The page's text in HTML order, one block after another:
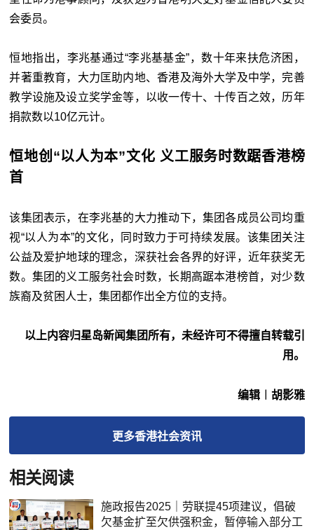
会委员。
恒地指出，李兆基通过“李兆基基金”，数十年来扶危济困，
并著重教育，大力匡助内地、香港及海外大学及中学，完善
教学设施及设立奖学金等，以收一传十、十传百之效，历年
捐款数以10亿元计。
恒地创“以人为本”文化 义工服务时数踞香港榜
首
该集团表示，在李兆基的大力推动下，集团各成员公司均重
视“以人为本”的文化，同时致力于可持续发展。该集团关注
公益及爱护地球的理念，深获社会各界的好评，近年获奖无
数。集团的义工服务社会时数，长期高踞本港榜首，对少数
族裔及贫困人士，集团都作出全方位的支持。
以上内容归星岛新闻集团所有，未经许可不得擅自转载引
用。
编辑︱胡影雅
更多香港社会资讯
相关阅读
施政报告2025｜劳联提45项建议，倡破
欠基金扩至欠供强积金，暂停输入部分工